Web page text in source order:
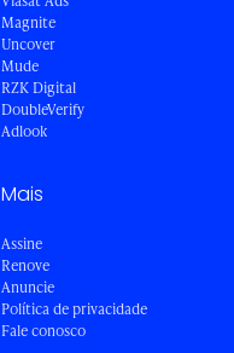
Magnite
Uncover
Mude
RZK Digital
DoubleVerify
Adlook
Mais
Assine
Renove
Anuncie
Política de privacidade
Fale conosco